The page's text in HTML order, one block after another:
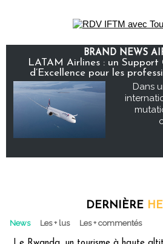
BRAND NEWS
LATAM Airlines : un Support
d’Excellence pour les
Dans
DERNIÈRE
News Les + lus Les + commentés